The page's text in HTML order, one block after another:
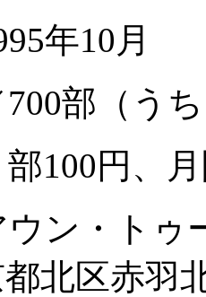
年10月
700部（う
100円、
ン・トゥ
北区赤羽